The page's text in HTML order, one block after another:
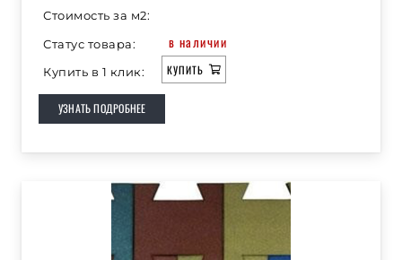
Стоимость за м2:
Статус товара:
в наличии
Купить в 1 клик: КУПИТЬ
УЗНАТЬ ПОДРОБНЕЕ